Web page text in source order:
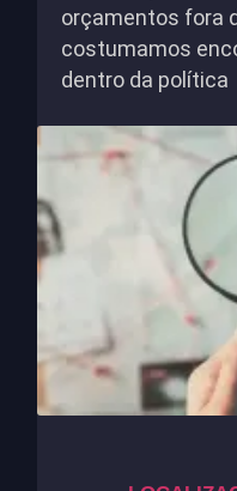
orçamentos fora
costumamos
dentro da política